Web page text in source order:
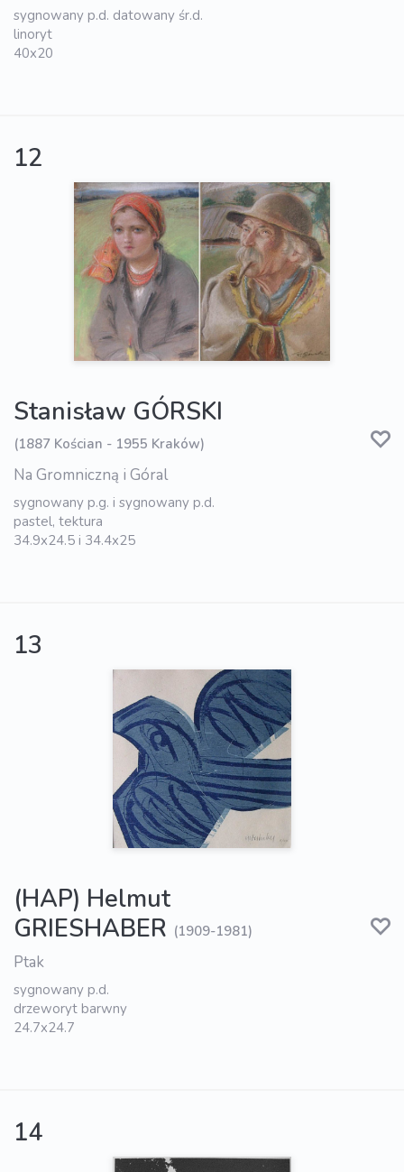
sygnowany p.d. datowany śr.d.
linoryt
40x20
12
Stanisław GÓRSKI
(1887 Kościan - 1955 Kraków)
Na Gromniczną i Góral
sygnowany p.g. i sygnowany p.d.
pastel, tektura
34.9x24.5 i 34.4x25
13
(HAP) Helmut
GRIESHABER (1909-1981)
Ptak
sygnowany p.d.
drzeworyt barwny
24.7x24.7
14